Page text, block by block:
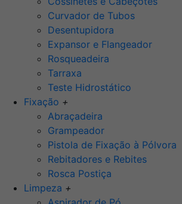
Curvador de Tubos
Desentupidora
Expansor e Flangeador
Rosqueadeira
Tarraxa
Teste Hidrostático
Fixação +
Abraçadeira
Grampeador
Pistola de Fixação à Pólvora
Rebitadores e Rebites
Rosca Postiça
Limpeza +